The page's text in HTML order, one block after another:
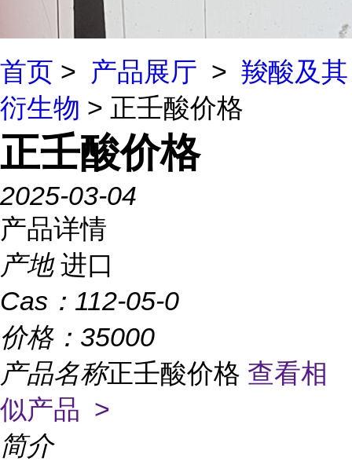
首页 > 产品展厅 > 羧酸及其
衍生物 > 正壬酸价格
正壬酸价格
2025-03-04
产品详情
产地 进口
Cas： 112-05-0
价格： 35000
产品名称正壬酸价格 查看相
似产品 >
简介